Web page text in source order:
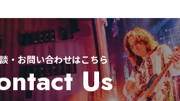
・お問い合わせはこちら
Us